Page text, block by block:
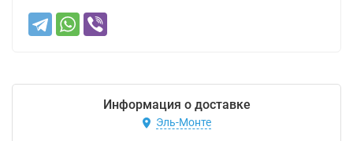
Информация о доставке
Эль-Монте